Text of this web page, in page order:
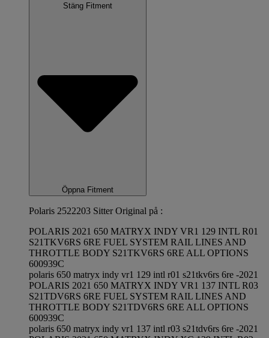
Stäng Fitment
Öppna Fitment
Polaris 2522203 Sitter Original på :
POLARIS 2021 650 MATRYX INDY VR1 129 INTL R01
S21TKV6RS 6RE FUEL SYSTEM RAIL LINES AND
THROTTLE BODY S21TKV6RS 6RE ALL OPTIONS
600939C
polaris 650 matryx indy vr1 129 intl r01 s21tkv6rs 6re -2021
POLARIS 2021 650 MATRYX INDY VR1 137 INTL R03
S21TDV6RS 6RE FUEL SYSTEM RAIL LINES AND
THROTTLE BODY S21TDV6RS 6RE ALL OPTIONS
600939C
polaris 650 matryx indy vr1 137 intl r03 s21tdv6rs 6re -2021